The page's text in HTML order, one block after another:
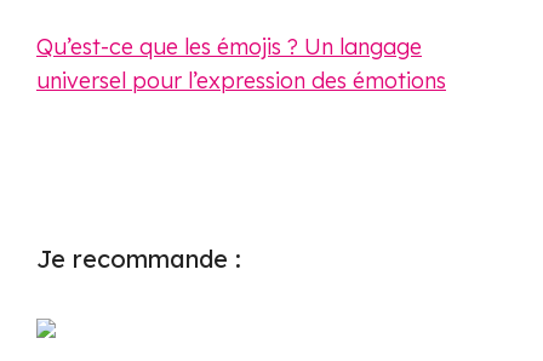
Qu’est-ce que les émojis ? Un langage
universel pour l’expression des émotions
Je recommande :